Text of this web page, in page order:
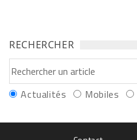
RECHERCHER
Actualités Mobiles